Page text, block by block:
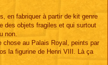
en fabriquer à partir de kit genre
des objets fragiles et qui surtout
non.
chose au Palais Royal, peints par
la figurine de Henri VIII. Là ça